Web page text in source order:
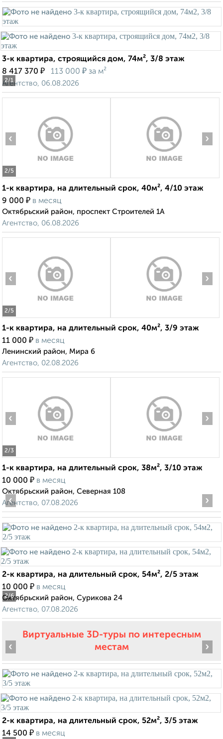
2/1
3-к квартира, строящийся дом, 74м², 3/8 этаж
8 417 370 ₽ 113 000 ₽ за м²
Агентство, 06.08.2026
2/5
‹ ›
1-к квартира, на длительный срок, 40м², 4/10 этаж
9 000 ₽ в месяц
Октябрьский район, проспект Строителей 1А
Агентство, 06.08.2026
2/5
‹ ›
1-к квартира, на длительный срок, 40м², 3/9 этаж
11 000 ₽ в месяц
Ленинский район, Мира 6
Агентство, 02.08.2026
2/3
‹ ›
1-к квартира, на длительный срок, 38м², 3/10 этаж
10 000 ₽ в месяц
Октябрьский район, Северная 108
Агентство, 07.08.2026
2/6
‹ ›
2-к квартира, на длительный срок, 54м², 2/5 этаж
10 000 ₽ в месяц
Октябрьский район, Сурикова 24
Агентство, 07.08.2026
Виртуальные 3D-туры по интересным
местам
‹ ›
2-к квартира, на длительный срок, 52м², 3/5 этаж
14 500 ₽ в месяц